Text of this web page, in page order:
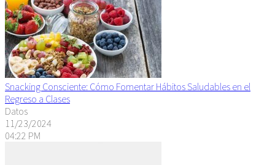
Snacking Consciente: Cómo Fomentar Hábitos Saludables en el
Regreso a Clases
Datos
11/23/2024
04:22 PM